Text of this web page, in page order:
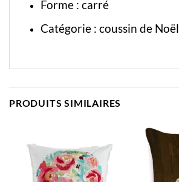
Forme : carré
Catégorie : coussin de Noël
PRODUITS SIMILAIRES